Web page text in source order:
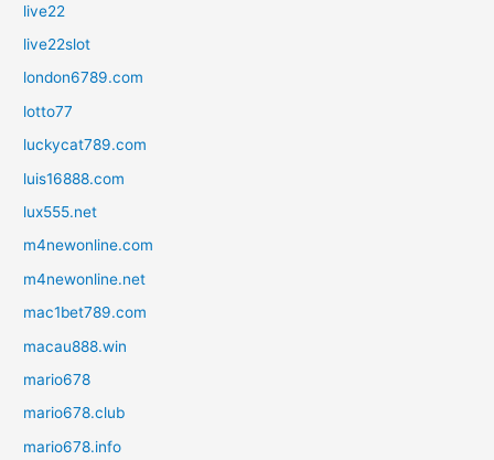
live22
live22slot
london6789.com
lotto77
luckycat789.com
luis16888.com
lux555.net
m4newonline.com
m4newonline.net
mac1bet789.com
macau888.win
mario678
mario678.club
mario678.info